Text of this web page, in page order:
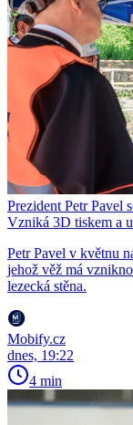
Prezident Petr Pavel
Vzniká 3D tiskem a
Petr Pavel v květnu
jehož věž má
lezecká stěna.
Mobify.cz
dnes, 19:22
4 min